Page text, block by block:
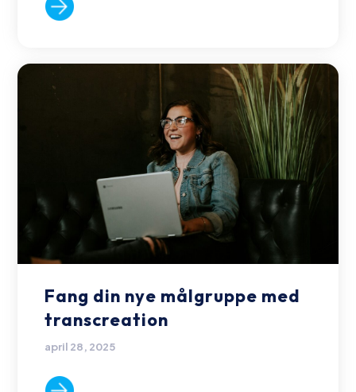
Fang din nye målgruppe med
transcreation
april 28, 2025